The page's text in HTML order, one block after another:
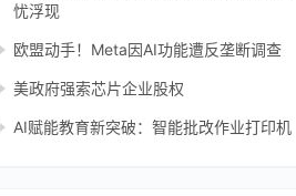
忧浮现
欧盟动手！Meta因AI功能遭反垄断调查
美政府强索芯片企业股权
AI赋能教育新突破：智能批改作业打印机